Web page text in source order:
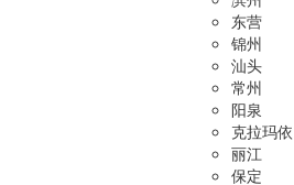
东营
锦州
汕头
常州
阳泉
克拉玛依
丽江
保定